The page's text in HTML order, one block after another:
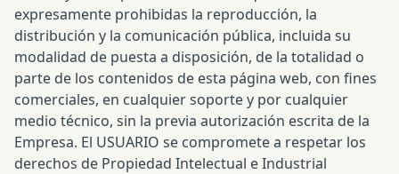
expresamente prohibidas la reproducción, la
distribución y la comunicación pública, incluida su
modalidad de puesta a disposición, de la totalidad o
parte de los contenidos de esta página web, con fines
comerciales, en cualquier soporte y por cualquier
medio técnico, sin la previa autorización escrita de la
Empresa. El USUARIO se compromete a respetar los
derechos de Propiedad Intelectual e Industrial